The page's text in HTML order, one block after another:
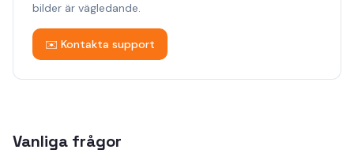
bilder är vägledande.
✉️ Kontakta support
Vanliga frågor